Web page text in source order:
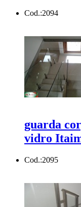
Cod.:2094
guarda
vidro
Cod.:2095